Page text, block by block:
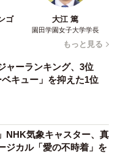
フだったが、ふだんは
クセサリーを制作し
ゴ 大江 篤
園田学園女子大学学長
もっと見る
ャーランキング、3位
ベキュー」を抑えた1位
NHK気象キャスター、真
ジカル「愛の不時着」を